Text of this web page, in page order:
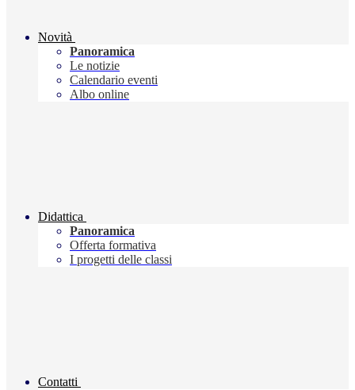
Novità
Panoramica
Le notizie
Calendario eventi
Albo online
Didattica
Panoramica
Offerta formativa
I progetti delle classi
Contatti